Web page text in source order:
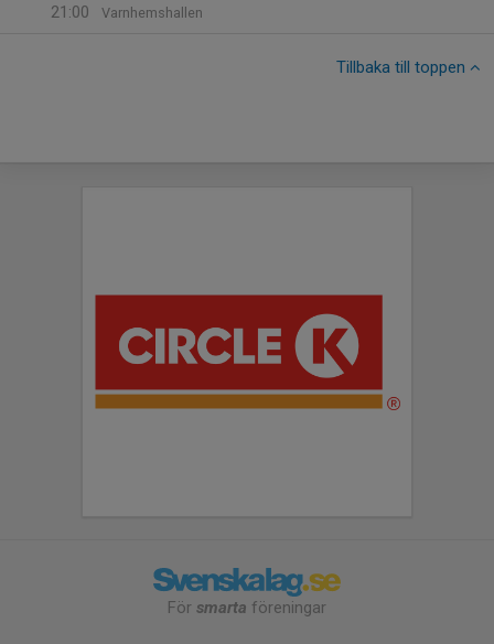
21:00
Varnhemshallen
Tillbaka till toppen
För smarta föreningar